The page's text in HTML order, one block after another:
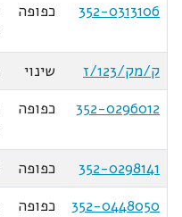
352-0313106
כפופה
ק/מק/123/ז
שינוי
352-0296012
כפופה
352-0298141
כפופה
352-0448050
כפופה